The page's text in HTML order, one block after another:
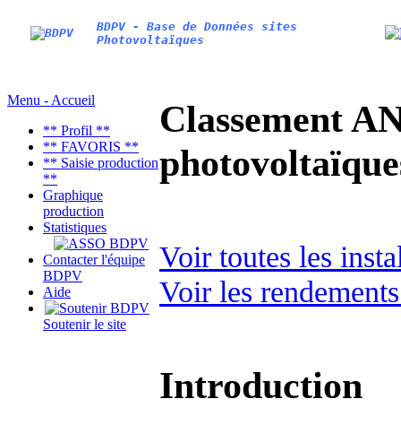
BDPV - Base de Données sites
Photovoltaïques
Menu - Accueil
** Profil **
** FAVORIS **
** Saisie production
**
Graphique
production
Statistiques
Contacter l'équipe
BDPV
Aide
Soutenir le site
Classement
Voir toutes les
Voir les
Introduction